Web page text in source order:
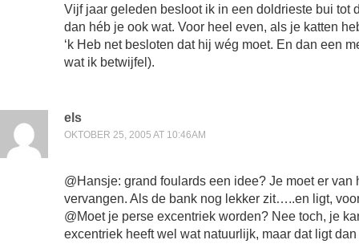
Vijf jaar geleden besloot ik in een doldrieste bui tot
dan héb je ook wat. Voor heel even, als je katten
‘k Heb net besloten dat hij wég moet. En dan een
wat ik betwijfel).
els
OKTOBER 25, 2005 AT 10:46AM
@Hansje: grand foulards een idee? Je moet er
vervangen. Als de bank nog lekker zit…..en ligt,
@Moet je perse excentriek worden? Nee toch, je
excentriek heeft wel wat natuurlijk, maar dat ligt